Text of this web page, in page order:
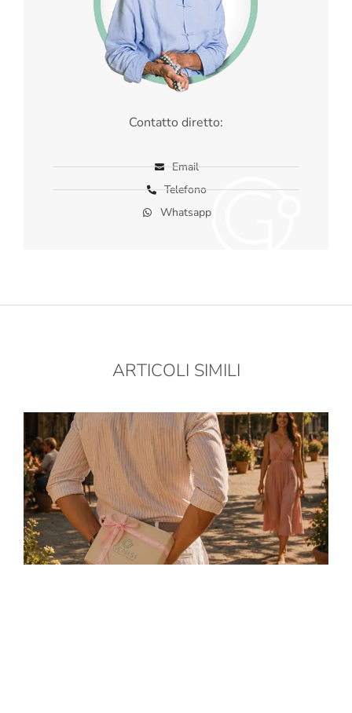
Contatto diretto:
Email
Telefono
Whatsapp
ARTICOLI SIMILI